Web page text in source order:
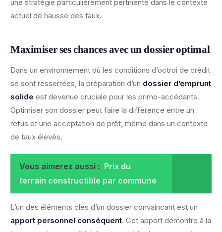
une stratégie particulièrement pertinente dans le contexte
actuel de hausse des taux.
Maximiser ses chances avec un dossier optimal
Dans un environnement où les conditions d’octroi de crédit
se sont resserrées, la préparation d’un dossier d’emprunt
solide est devenue cruciale pour les primo-accédants.
Optimiser son dossier peut faire la différence entre un
refus et une acceptation de prêt, même dans un contexte
de taux élevés.
Vous aimerez aussi : Prix du
terrain constructible par commune
L’un des éléments clés d’un dossier convaincant est un
apport personnel conséquent. Cet apport démontre à la